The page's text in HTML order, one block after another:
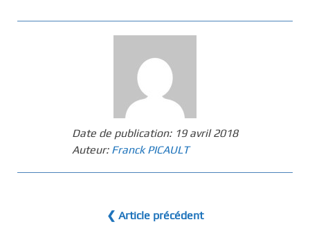
Date de publication: 19 avril 2018
Auteur: Franck PICAULT
❮ Article précédent